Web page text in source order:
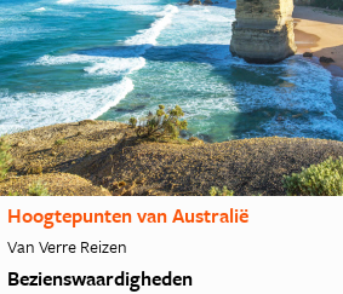
Hoogtepunten van Australië
Van Verre Reizen
Bezienswaardigheden